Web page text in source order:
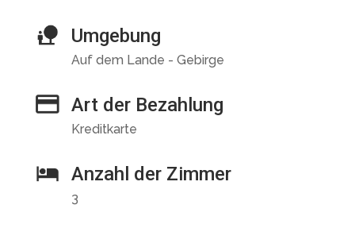
Umgebung
Auf dem Lande - Gebirge
Art der Bezahlung
Kreditkarte
Anzahl der Zimmer
3